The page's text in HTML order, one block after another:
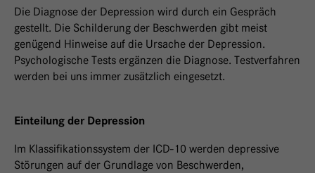
Die Diagnose der Depression wird durch ein Gespräch
gestellt. Die Schilderung der Beschwerden gibt meist
genügend Hinweise auf die Ursache der Depression.
Psychologische Tests ergänzen die Diagnose. Testverfahren
werden bei uns immer zusätzlich eingesetzt.
Einteilung der Depression
Im Klassifikationssystem der ICD-10 werden depressive
Störungen auf der Grundlage von Beschwerden,